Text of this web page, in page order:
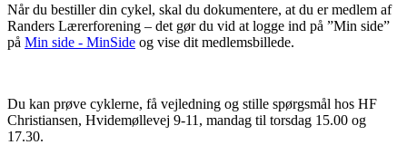
Når du bestiller din cykel, skal du dokumentere, at du er medlem af
Randers Lærerforening – det gør du vid at logge ind på ”Min side”
på Min side - MinSide og vise dit medlemsbillede.
Du kan prøve cyklerne, få vejledning og stille spørgsmål hos HF
Christiansen, Hvidemøllevej 9-11, mandag til torsdag 15.00 og
17.30.